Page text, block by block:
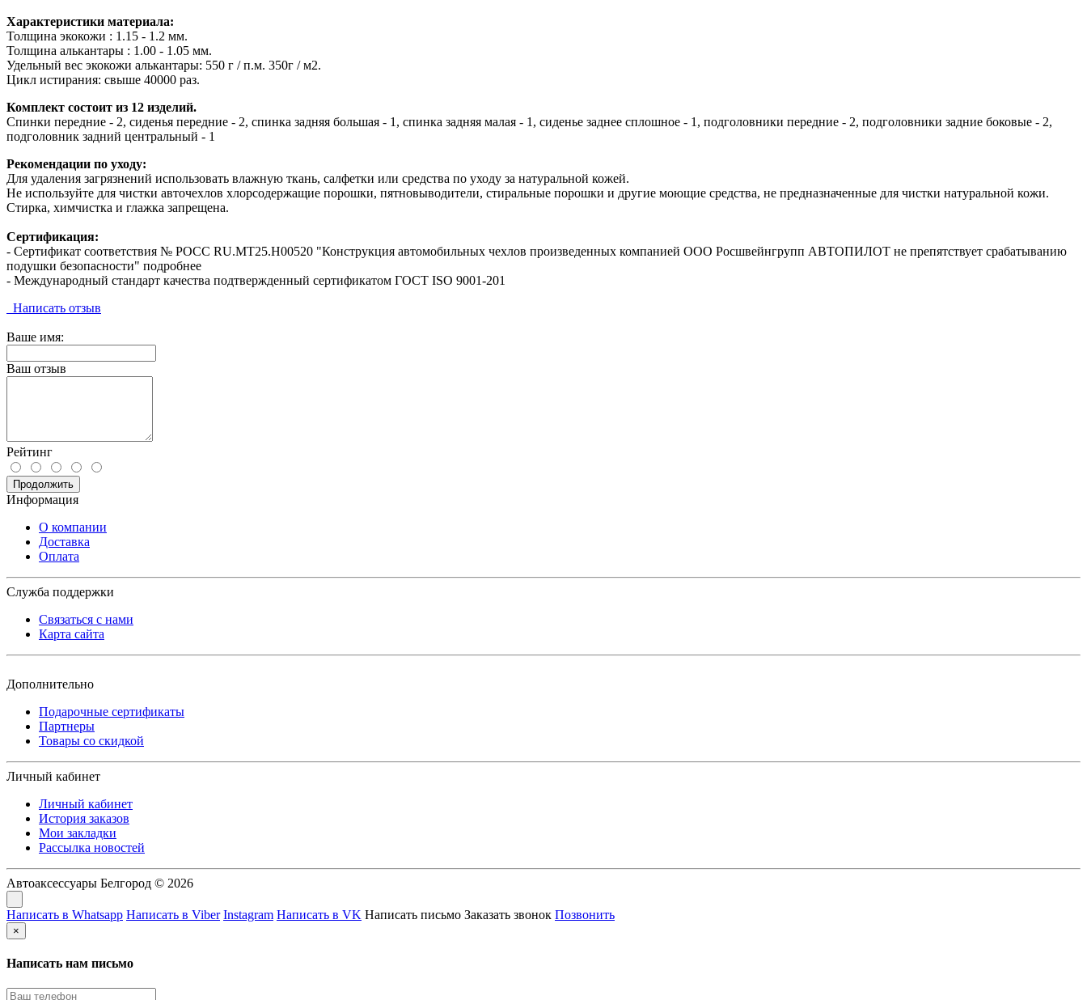
Характеристики материала:
Толщина экокожи : 1.15 - 1.2 мм.
Толщина алькантары : 1.00 - 1.05 мм.
Удельный вес экокожи алькантары: 550 г / п.м. 350г / м2.
Цикл истирания: свыше 40000 раз.
Комплект состоит из 12 изделий.
Спинки передние - 2, сиденья передние - 2, спинка задняя большая - 1, спинка задняя малая - 1, сиденье заднее сплошное - 1, подголовники передние - 2, подголовники задние боковые - 2,
подголовник задний центральный - 1
Рекомендации по уходу:
Для удаления загрязнений использовать влажную ткань, салфетки или средства по уходу за натуральной кожей.
Не используйте для чистки авточехлов хлорсодержащие порошки, пятновыводители, стиральные порошки и другие моющие средства, не предназначенные для чистки натуральной кожи.
Стирка, химчистка и глажка запрещена.
Сертификация:
- Сертификат соответствия № РОСС RU.МТ25.Н00520 "Конструкция автомобильных чехлов произведенных компанией ООО Росшвейнгрупп АВТОПИЛОТ не препятствует срабатыванию
подушки безопасности" подробнее
- Международный стандарт качества подтвержденный сертификатом ГОСТ ISO 9001-201
Написать отзыв
Ваше имя:
Ваш отзыв
Рейтинг
Продолжить
Информация
О компании
Доставка
Оплата
Служба поддержки
Связаться с нами
Карта сайта
Дополнительно
Подарочные сертификаты
Партнеры
Товары со скидкой
Личный кабинет
Личный кабинет
История заказов
Мои закладки
Рассылка новостей
Автоаксессуары Белгород © 2026
Написать в Whatsapp Написать в Viber Instagram Написать в VK Написать письмо Заказать звонок Позвонить
×
Написать нам письмо